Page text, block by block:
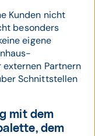
Kunden nicht
besonders
eigene
externen Partnern
Schnittstellen
mit dem
dem